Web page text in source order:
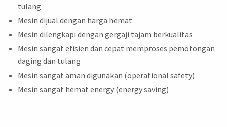
tulang
Mesin dijual dengan harga hemat
Mesin dilengkapi dengan gergaji tajam berkualitas
Mesin sangat efisien dan cepat memproses pemotongan
daging dan tulang
Mesin sangat aman digunakan (operational safety)
Mesin sangat hemat energy (energy saving)